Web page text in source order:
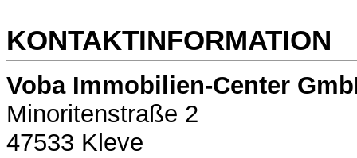
KONTAKTINFORMATION
Voba Immobilien-Center
Minoritenstraße 2
47533 Kleve